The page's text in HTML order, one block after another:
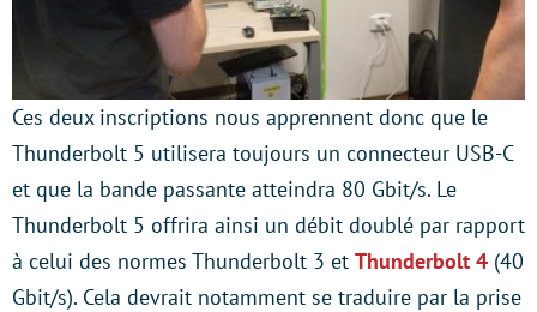
Ces deux inscriptions nous apprennent donc que le
Thunderbolt 5 utilisera toujours un connecteur USB-C
et que la bande passante atteindra 80 Gbit/s. Le
Thunderbolt 5 offrira ainsi un débit doublé par rapport
à celui des normes Thunderbolt 3 et Thunderbolt 4 (40
Gbit/s). Cela devrait notamment se traduire par la prise